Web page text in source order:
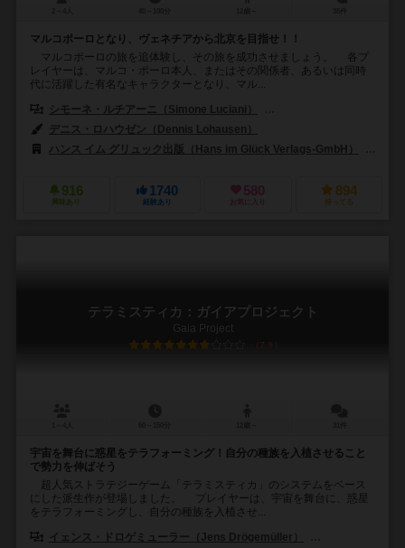
マルコポーロとなり、ヴェネチアから北京を目指せ！！
マルコポーロの旅を追体験し、その旅を成功させましょう。 各プ
レイヤーは、マルコ・ポーロ本人、またはその関係者、あるいは同時
代に活躍した有名なキャラクターとなり、マル...
シモーネ・ルチアーニ（Simone Luciani）
デニス・ロハウゼン（Dennis Lohausen）
ハンス イム グリュック出版（Hans im Glück Verlags-GmbH）
916
興味あり
1740
経験あり
580
お気に入り
894
持ってる
テラミスティカ：ガイアプロジェクト
Gaia Project
7.9
宇宙を舞台に惑星をテラフォーミング！自分の種族を入植させること
で勢力を伸ばそう
超人気ストラテジーゲーム「テラミスティカ」のシステムをベース
にした派生作が登場しました。 プレイヤーは、宇宙を舞台に、惑星
をテラフォーミングし、自分の種族を入植させ...
イェンス・ドロゲミューラー（Jens Drögemüller）